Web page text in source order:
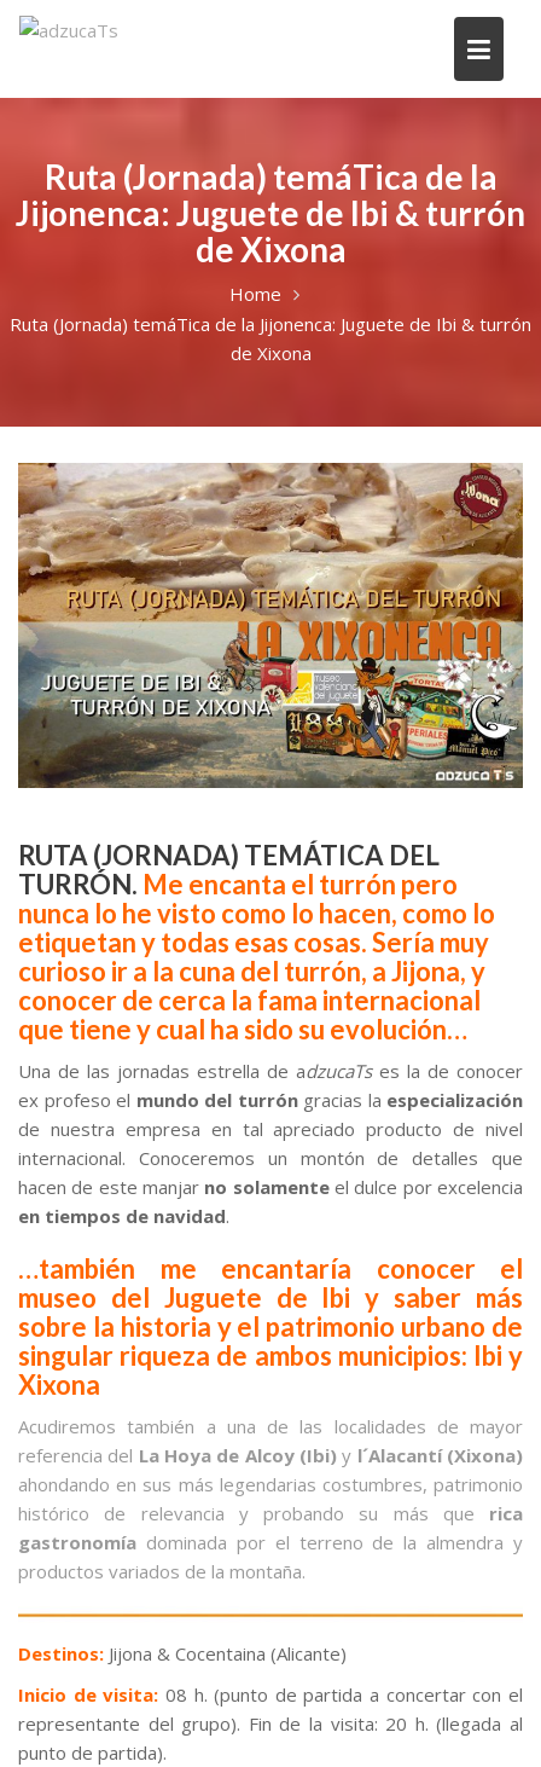
Ruta (Jornada) temáTica de la
Jijonenca: Juguete de Ibi & turrón
de Xixona
Home
Ruta (Jornada) temáTica de la Jijonenca: Juguete de Ibi & turrón
de Xixona
RUTA (JORNADA) TEMÁTICA DEL
TURRÓN. Me encanta el turrón pero
nunca lo he visto como lo hacen, como lo
etiquetan y todas esas cosas. Sería muy
curioso ir a la cuna del turrón, a Jijona, y
conocer de cerca la fama internacional
que tiene y cual ha sido su evolución…
Una de las jornadas estrella de adzucaTses la de conocer
ex profeso el mundo del turróngracias la especialización
de nuestra empresa en tal apreciado producto de nivel
internacional. Conoceremos un montón de detalles que
hacen de este manjar no solamenteel dulce por excelencia
en tiempos de navidad.
…también me encantaría conocer el
museo del Juguete de Ibi y saber más
sobre la historia y el patrimonio urbano de
singular riqueza de ambos municipios: Ibi y
Xixona
Acudiremos también a una de las localidades de mayor
referencia del La Hoya de Alcoy (Ibi)y l´Alacantí (Xixona)
ahondando en sus más legendarias costumbres, patrimonio
histórico de relevancia y probando su más que rica
gastronomía dominada por el terreno de la almendra y
productos variados de la montaña.
Destinos: Jijona & Cocentaina (Alicante)
Inicio de visita: 08 h. (punto de partida a concertar con el
representante del grupo). Fin de la visita: 20 h. (llegada al
punto de partida).